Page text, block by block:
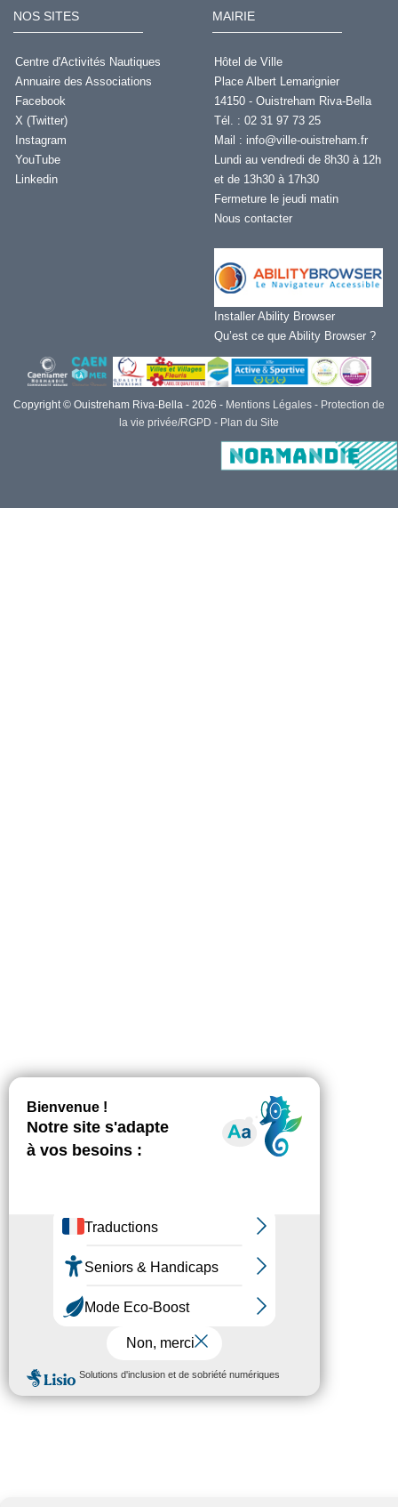
NOS SITES
Centre d'Activités Nautiques
Annuaire des Associations
Facebook
X (Twitter)
Instagram
YouTube
Linkedin
MAIRIE
Hôtel de Ville
Place Albert Lemarignier
14150 - Ouistreham Riva-Bella
Tél. : 02 31 97 73 25
Mail : info@ville-ouistreham.fr
Lundi au vendredi de 8h30 à 12h
et de 13h30 à 17h30
Fermeture le jeudi matin
Nous contacter
Installer Ability Browser
Qu’est ce que Ability Browser ?
Copyright © Ouistreham Riva-Bella - 2026 - Mentions Légales - Protection de
la vie privée/RGPD - Plan du Site